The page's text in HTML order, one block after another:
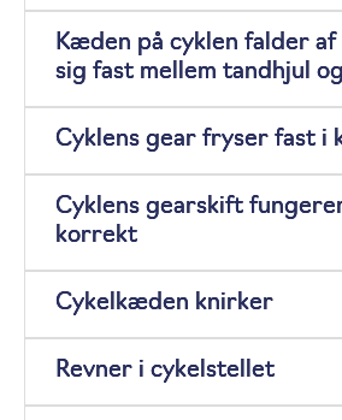
Kæden på cyklen falder
sig fast mellem tandhjul
Cyklens gear fryser fast i
Cyklens gearskift
korrekt
Cykelkæden knirker
Revner i cykelstellet